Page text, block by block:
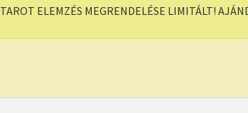
TAROT ELEMZÉS MEGRENDELÉSE LIMITÁLT!